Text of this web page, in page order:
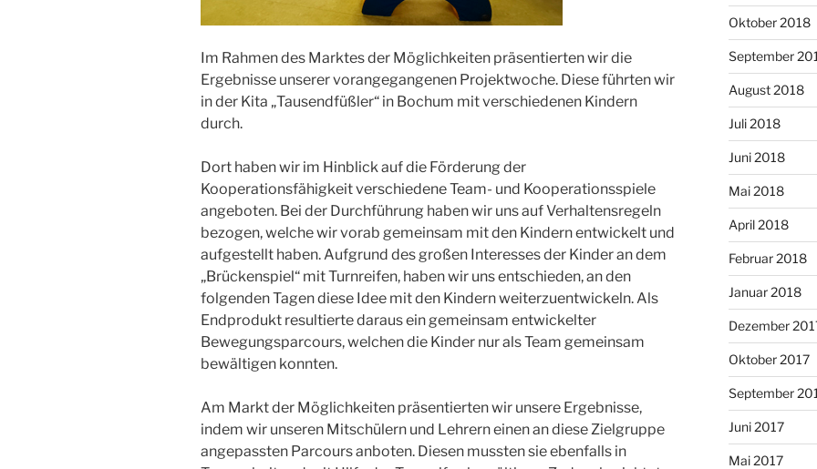
Im Rahmen des Marktes der Möglichkeiten präsentierten wir die
Ergebnisse unserer vorangegangenen Projektwoche. Diese führten wir
in der Kita „Tausendfüßler“ in Bochum mit verschiedenen Kindern
durch.
Dort haben wir im Hinblick auf die Förderung der
Kooperationsfähigkeit verschiedene Team- und Kooperationsspiele
angeboten. Bei der Durchführung haben wir uns auf Verhaltensregeln
bezogen, welche wir vorab gemeinsam mit den Kindern entwickelt und
aufgestellt haben. Aufgrund des großen Interesses der Kinder an dem
„Brückenspiel“ mit Turnreifen, haben wir uns entschieden, an den
folgenden Tagen diese Idee mit den Kindern weiterzuentwickeln. Als
Endprodukt resultierte daraus ein gemeinsam entwickelter
Bewegungsparcours, welchen die Kinder nur als Team gemeinsam
bewältigen konnten.
Am Markt der Möglichkeiten präsentierten wir unsere Ergebnisse,
indem wir unseren Mitschülern und Lehrern einen an diese Zielgruppe
angepassten Parcours anboten. Diesen mussten sie ebenfalls in
Oktober 2018
September
August 2018
Juli 2018
Juni 2018
Mai 2018
April 2018
Februar 2018
Januar 2018
Dezember
Oktober 2017
September
Juni 2017
Mai 2017